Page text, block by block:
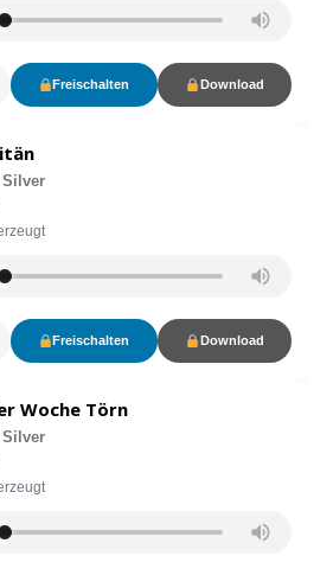
Freischalten Download
Silver
Freischalten Download
Woche Törn
Silver